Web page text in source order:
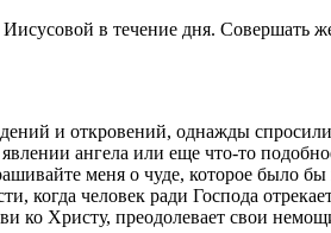
в течение дня. Совершать
и откровений, однажды
ангела или еще что-то
меня о чуде, которое было
когда человек ради Господа
ко Христу, преодолевает свои